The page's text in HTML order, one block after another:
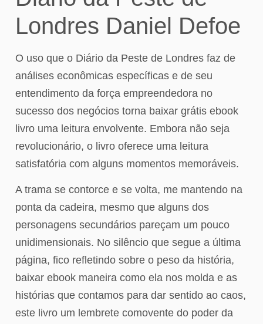
Londres Daniel Defoe
O uso que o Diário da Peste de Londres faz de
análises econômicas específicas e de seu
entendimento da força empreendedora no
sucesso dos negócios torna baixar grátis ebook
livro uma leitura envolvente. Embora não seja
revolucionário, o livro oferece uma leitura
satisfatória com alguns momentos memoráveis.
A trama se contorce e se volta, me mantendo na
ponta da cadeira, mesmo que alguns dos
personagens secundários pareçam um pouco
unidimensionais. No silêncio que segue a última
página, fico refletindo sobre o peso da história,
baixar ebook maneira como ela nos molda e as
histórias que contamos para dar sentido ao caos,
este livro um lembrete comovente do poder da